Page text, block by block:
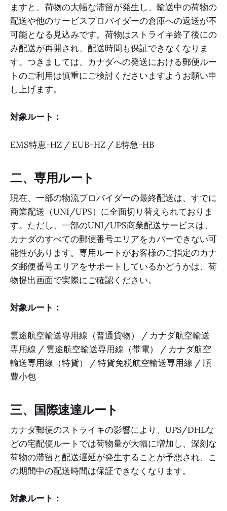
ますと、荷物の大幅な滞留が発生し、輸送中の荷物の
配送や他のサービスプロバイダーの倉庫への返送が不
可能となる見込みです。荷物はストライキ終了後にの
み配送が再開され、配送時間も保証できなくなりま
す。つきましては、カナダへの発送における郵便ルー
トのご利用は慎重にご検討くださいますようお願い申
し上げます。
対象ルート：
EMS特恵-HZ / EUB-HZ / E特急-HB
二、専用ルート
現在、一部の物流プロバイダーの最終配送は、すでに
商業配送（UNI/UPS）に全面切り替えられておりま
す。ただし、一部のUNI/UPS商業配送サービスは、
カナダのすべての郵便番号エリアをカバーできない可
能性があります。専用ルートがお客様のご指定のカナ
ダ郵便番号エリアをサポートしているかどうかは、荷
物提出画面で実際にご確認ください。
対象ルート：
雲途航空輸送専用線（普通貨物） / カナダ航空輸送
専用線 / 雲途航空輸送専用線（帯電） / カナダ航空
輸送専用線（特貨） / 特貨免税航空輸送専用線 / 順
豊小包
三、国際速達ルート
カナダ郵便のストライキの影響により、UPS/DHLな
どの宅配便ルートでは荷物量が大幅に増加し、深刻な
荷物の滞留と配送遅延が発生することが予想され、こ
の期間中の配送時間は保証できなくなります。
対象ルート：